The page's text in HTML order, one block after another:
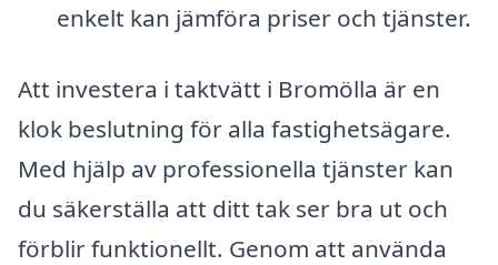
enkelt kan jämföra priser och tjänster.
Att investera i taktvätt i Bromölla är en
klok beslutning för alla fastighetsägare.
Med hjälp av professionella tjänster kan
du säkerställa att ditt tak ser bra ut och
förblir funktionellt. Genom att använda